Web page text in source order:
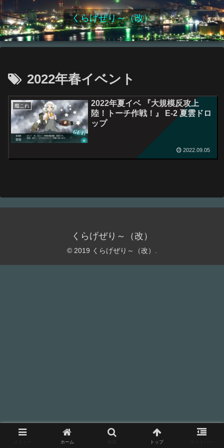
くらげぜり～（改）
2022年春イベント
艦これ
2022年夏イベ 『大規模反攻上
陸！トーチ作戦！』 E-2 夏雲ドロ
ップ
2022.09.05
くらげぜり～（改）
© 2019 くらげぜり～（改）.
ホーム トップ